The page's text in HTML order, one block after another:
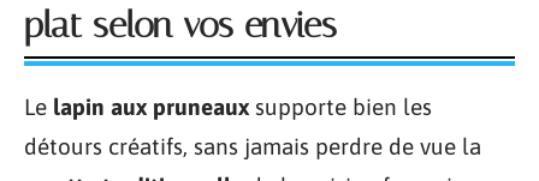
plat selon vos envies
Le lapin aux pruneaux supporte bien les
détours créatifs, sans jamais perdre de vue la